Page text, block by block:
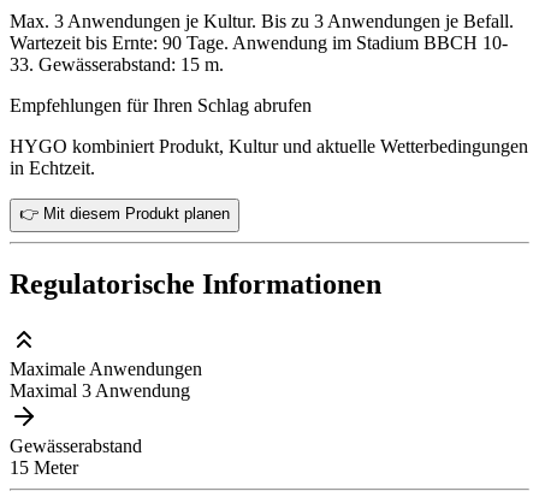
Max. 3 Anwendungen je Kultur. Bis zu 3 Anwendungen je Befall.
Wartezeit bis Ernte: 90 Tage. Anwendung im Stadium BBCH 10-
33. Gewässerabstand: 15 m.
Empfehlungen für Ihren Schlag abrufen
HYGO kombiniert Produkt, Kultur und aktuelle Wetterbedingungen
in Echtzeit.
👉 Mit diesem Produkt planen
Regulatorische Informationen
Maximale Anwendungen
Maximal 3 Anwendung
Gewässerabstand
15 Meter